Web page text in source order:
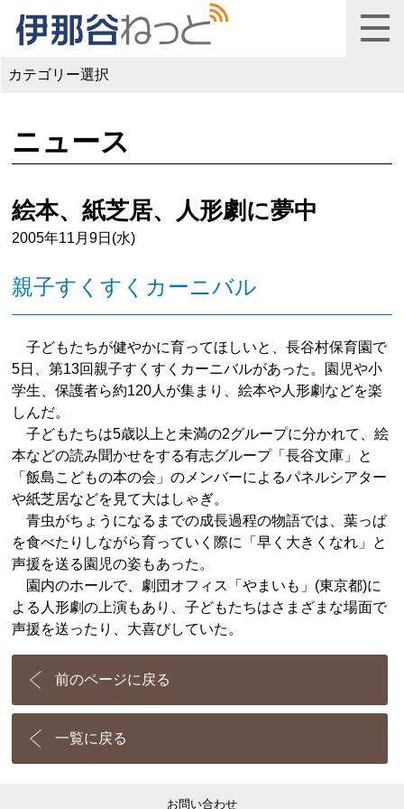
カテゴリー選択
ニュース
絵本、紙芝居、人形劇に夢中
2005年11月9日(水)
親子すくすくカーニバル
子どもたちが健やかに育ってほしいと、長谷村保育園で
5日、第13回親子すくすくカーニバルがあった。園児や小
学生、保護者ら約120人が集まり、絵本や人形劇などを楽
しんだ。
子どもたちは5歳以上と未満の2グループに分かれて、絵
本などの読み聞かせをする有志グループ「長谷文庫」と
「飯島こどもの本の会」のメンバーによるパネルシアター
や紙芝居などを見て大はしゃぎ。
青虫がちょうになるまでの成長過程の物語では、葉っぱ
を食べたりしながら育っていく際に「早く大きくなれ」と
声援を送る園児の姿もあった。
園内のホールで、劇団オフィス「やまいも」(東京都)に
よる人形劇の上演もあり、子どもたちはさまざまな場面で
声援を送ったり、大喜びしていた。
前のページに戻る
一覧に戻る
お問い合わせ